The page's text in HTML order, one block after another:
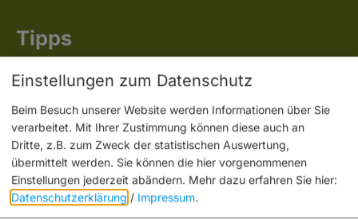
Tipps
Einstellungen zum Datenschutz
Beim Besuch unserer Website werden Informationen über Sie
verarbeitet. Mit Ihrer Zustimmung können diese auch an
Dritte, z.B. zum Zweck der statistischen Auswertung,
übermittelt werden. Sie können die hier vorgenommenen
Einstellungen jederzeit abändern. Mehr dazu erfahren Sie hier:
Datenschutzerklärung / Impressum.